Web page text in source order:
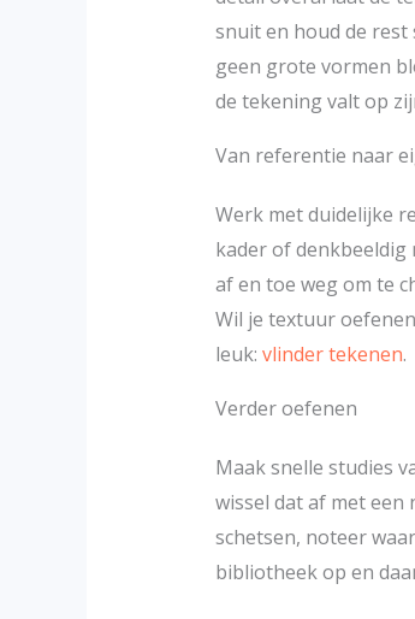
snuit en houd de
geen grote vormen
de tekening valt op
Van referentie naar
Werk met duidelijke
kader of denkbeeldig
af en toe weg om te
Wil je textuur
leuk: vlinder tekenen.
Verder oefenen
Maak snelle studies
wissel dat af met
schetsen, noteer
bibliotheek op en